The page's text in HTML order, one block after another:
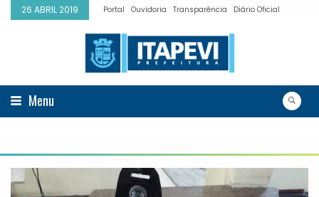
26 ABRIL 2019 Portal Ouvidoria Transparência Diário Oficial
Menu